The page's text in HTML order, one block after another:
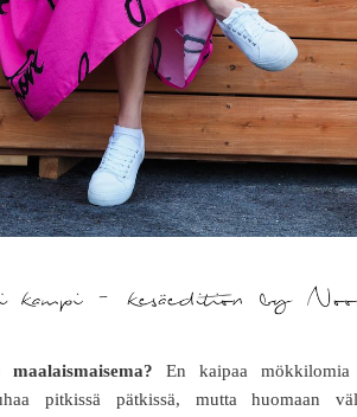
En kaipaa
pitkissä pätkissä, mutta huomaan